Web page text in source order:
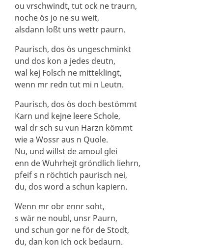
ou vrschwindt, tut ock ne traurn,
noche ös jo ne su weit,
alsdann loßt uns wettr paurn.
Paurisch, dos ös ungeschminkt
und dos kon a jedes deutn,
wal kej Folsch ne mitteklingt,
wenn mr redn tut mi n Leutn.
Paurisch, dos ös doch bestömmt
Karn und kejne leere Schole,
wal dr sch su vun Harzn kömmt
wie a Wossr aus n Quole.
Nu, und willst de amoul glei
enn de Wuhrhejt gröndlich liehrn,
pfeif s n röchtich paurisch nei,
du, dos word a schun kapiern.
Wenn mr obr ennr soht,
s wär ne noubl, unsr Paurn,
und schun gor ne för de Stodt,
du, dan kon ich ock bedaurn.